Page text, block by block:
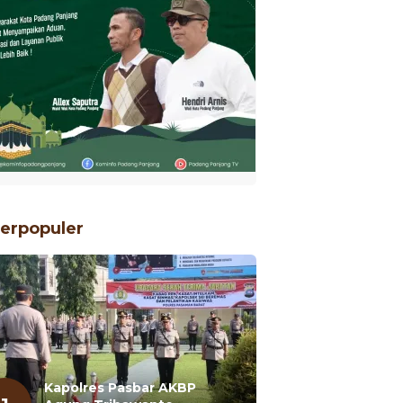
Kapolres Pasbar AKBP